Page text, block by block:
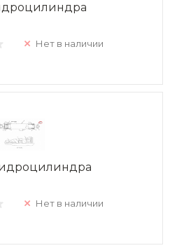
Нет в наличии
Нет в наличии